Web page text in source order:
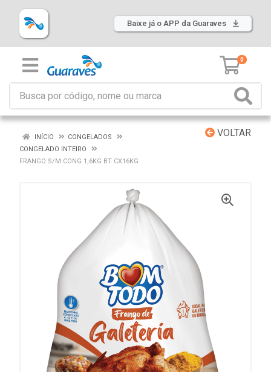
Baixe já o APP da Guaraves
0
VOLTAR
INÍCIO
CONGELADOS
CONGELADO INTEIRO
FRANGO S/M CONG 1,6KG BT CX16KG